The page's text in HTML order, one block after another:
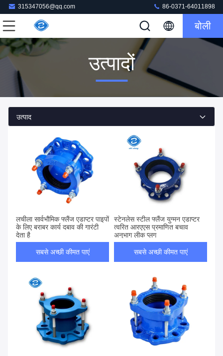
315347056@qq.com 86-0371-64011898
बोली
उत्पादों
उत्पाद
लचीला सार्वभौमिक फ्लैंज एडाप्टर पाइपों
के लिए बराबर कार्य दबाव की गारंटी
देता है
सबसे अच्छी कीमत पाएं
स्टेनलेस स्टील फ्लैंज युग्मन एडाप्टर
त्वरित आरएएस प्रमाणित बचाव
अनुभाग लीक प्लग
सबसे अच्छी कीमत पाएं